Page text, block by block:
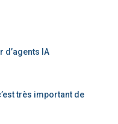
d’agents IA
très important de